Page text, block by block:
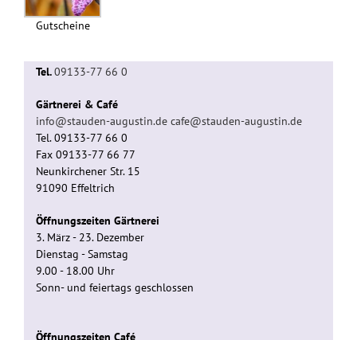
Gutscheine
Tel.09133-77 66 0
Gärtnerei & Café
info@stauden-augustin.de cafe@stauden-augustin.de
Tel. 09133-77 66 0
Fax 09133-77 66 77
Neunkirchener Str. 15
91090 Effeltrich
Öffnungszeiten Gärtnerei
3. März - 23. Dezember
Dienstag - Samstag
9.00 - 18.00 Uhr
Sonn- und feiertags geschlossen
Öffnungszeiten Café